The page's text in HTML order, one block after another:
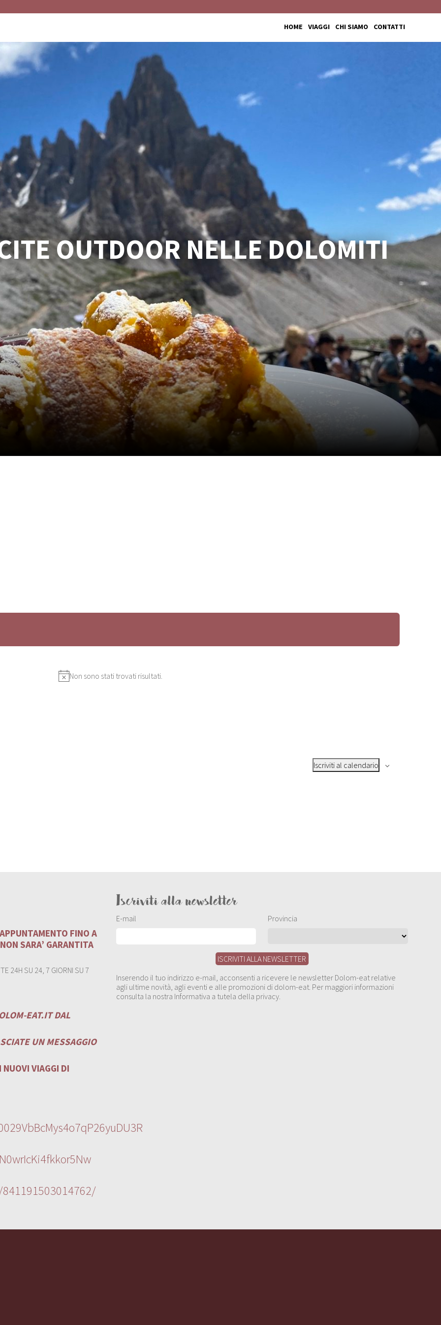
HOME VIAGGI CHI SIAMO CONTATTI
OUTDOOR NELLE DOLOMITI
Non sono stati trovati risultati.
Iscriviti al calendario
FINO A
SARA’ GARANTITA
24H SU 24, 7 GIORNI SU 7
EAT.ITDAL
UN MESSAGGIO
NUOVI VIAGGI DI
Iscriviti alla newsletter
E-mail Provincia
Inserendo il tuo indirizzo e-mail, acconsenti a ricevere le newsletter Dolom-eat relative
agli ultime novità, agli eventi e alle promozioni di dolom-eat. Per maggiori informazioni
consulta la nostra Informativa a tutela della privacy.